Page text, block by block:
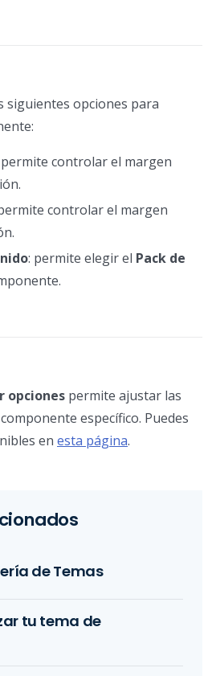
siguientes opciones para
controlar el margen
controlar el margen
: permite elegir el Pack de
opciones permite ajustar las
específico. Puedes
en esta página.
de Temas
tu tema de